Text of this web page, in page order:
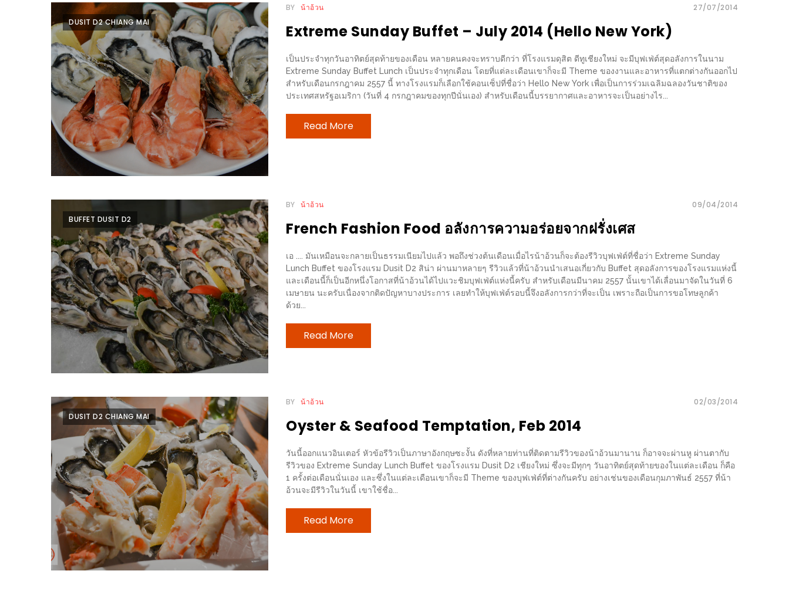
10
ร้าน
พ่อ
ค้า
แซ่บ
แม่ค้า
สวย
ร้าน
รวย
เสน่ห์
ต้อง
ไป
ลอง
16
ร้าน
อร่อย
ที่
ถนน
คน
อาทิตย์
ท่าแพ
เชียงใหม่
CART
CHECKOUT
DUSIT D2 CHIANG MAI
BY น้าอ้วน 27/07/2014
Extreme Sunday Buffet – July 2014 (Hello New York)
เป็นประจำทุกวันอาทิตย์สุดท้ายของเดือน หลายคนคงจะทราบดีกว่า ที่โรงแรมดุสิต ดีทูเชียงใหม่ จะมีบุฟเฟ่ต์สุดอลังการในนาม
Extreme Sunday Buffet Lunch เป็นประจำทุกเดือน โดยที่แต่ละเดือนเขาก็จะมี Theme ของงานและอาหารที่แตกต่างกันออกไป
สำหรับเดือนกรกฎาคม 2557 นี้ ทางโรงแรมก็เลือกใช้คอนเซ็ปที่ชื่อว่า Hello New York เพื่อเป็นการร่วมเฉลิมฉลองวันชาติของ
ประเทศสหรัฐอเมริกา (วันที่ 4 กรกฎาคมของทุกปีนั่นเอง) สำหรับเดือนนี้บรรยากาศและอาหารจะเป็นอย่างไร...
Read More
BUFFET DUSIT D2
BY น้าอ้วน 09/04/2014
French Fashion Food อลังการความอร่อยจากฝรั่งเศส
เอ .... มันเหมือนจะกลายเป็นธรรมเนียมไปแล้ว พอถึงช่วงต้นเดือนเมื่อไรน้าอ้วนก็จะต้องรีวิวบุฟเฟ่ต์ที่ชื่อว่า Extreme Sunday
Lunch Buffet ของโรงแรม Dusit D2 สิน่า ผ่านมาหลายๆ รีวิวแล้วที่น้าอ้วนนำเสนอเกี่ยวกับ Buffet สุดอลังการของโรงแรมแห่งนี้
และเดือนนี้ก็เป็นอีกหนึ่งโอกาสที่น้าอ้วนได้ไปแวะชิมบุฟเฟ่ต์แห่งนี้ครับ สำหรับเดือนมีนาคม 2557 นั้นเขาได้เลื่อนมาจัดในวันที่ 6
เมษายน นะครับเนื่องจากติดปัญหาบางประการ เลยทำให้บุฟเฟ่ต์รอบนี้จึงอลังการกว่าที่จะเป็น เพราะถือเป็นการขอโทษลูกค้า
ด้วย...
Read More
DUSIT D2 CHIANG MAI
BY น้าอ้วน 02/03/2014
Oyster & Seafood Temptation, Feb 2014
วันนี้ออกแนวอินเตอร์ หัวข้อรีวิวเป็นภาษาอังกฤษซะงั้น ดังที่หลายท่านที่ติดตามรีวิวของน้าอ้วนมานาน ก็อาจจะผ่านหู ผ่านตากับ
รีวิวของ Extreme Sunday Lunch Buffet ของโรงแรม Dusit D2 เชียงใหม่ ซึ่งจะมีทุกๆ วันอาทิตย์สุดท้ายของในแต่ละเดือน ก็คือ
1 ครั้งต่อเดือนนั่นเอง และซึ่งในแต่ละเดือนเขาก็จะมี Theme ของบุฟเฟ่ต์ที่ต่างกันครับ อย่างเช่นของเดือนกุมภาพันธ์ 2557 ที่น้า
อ้วนจะมีรีวิวในวันนี้ เขาใช้ชื่อ...
Read More